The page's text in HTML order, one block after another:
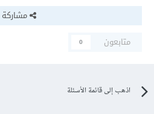
مشاركة
متابعون
0
اذهب إلى قائمة الأسئلة